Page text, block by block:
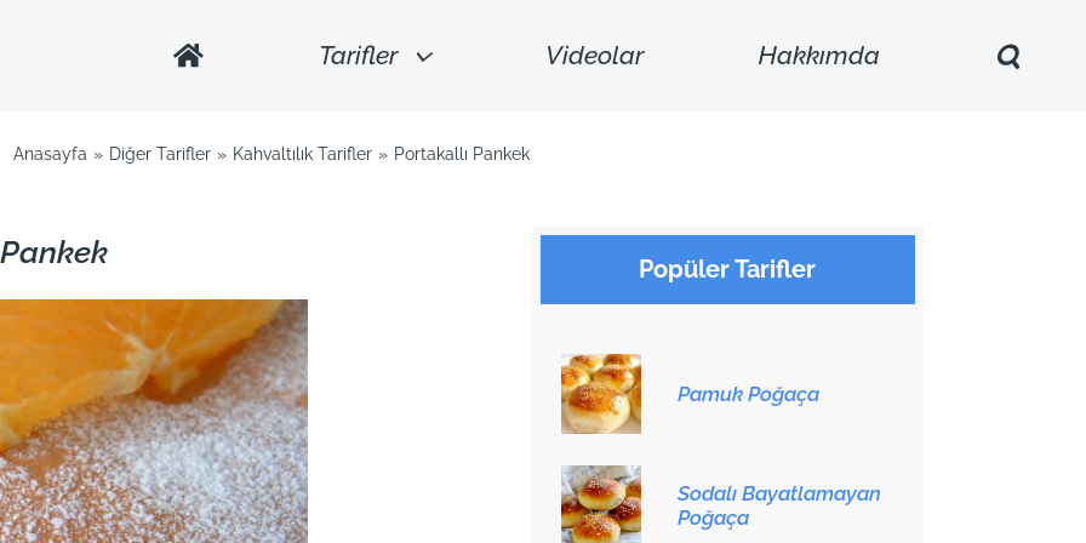
Tarifler Videolar Hakkımda
Anasayfa Diğer Tarifler Kahvaltılık Tarifler Portakallı Pankek
Popüler Tarifler
Pamuk Poğaça
Sodalı Bayatlamayan
Poğaça